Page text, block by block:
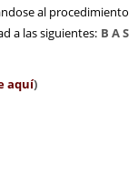
al procedimiento
a las siguientes: B A S
aquí)